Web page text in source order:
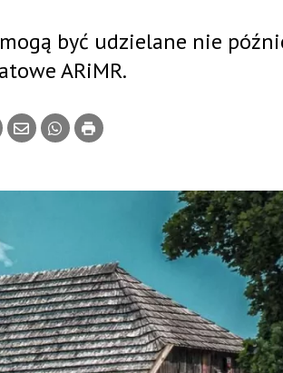
być udzielane nie
ARiMR.